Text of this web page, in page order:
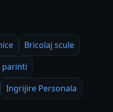
Bricolaj scule
parinti
Ingrijire Personala